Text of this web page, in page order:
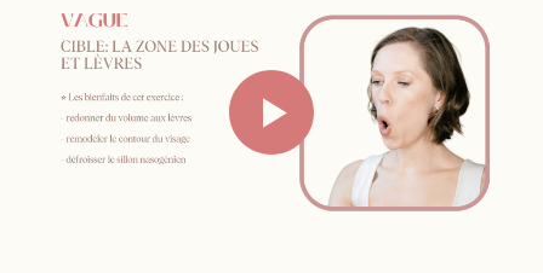
Me contacter par WhatsApp
Mes cours en présentiel et / ou
individuels